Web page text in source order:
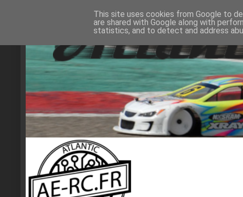
This site uses cookies from Google to
are shared with Google along with
statistics, and to detect and address